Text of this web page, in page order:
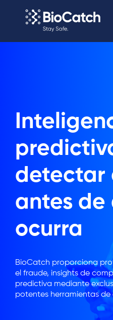
detectar
antes de
ocurra
BioCatch proporciona
el fraude, insights de
predictiva mediante
potentes herramientas de